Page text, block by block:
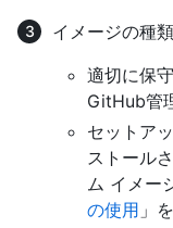
イメージの種
適切に保
GitHub管
セットア
ストール
ム イメー
の使用 」